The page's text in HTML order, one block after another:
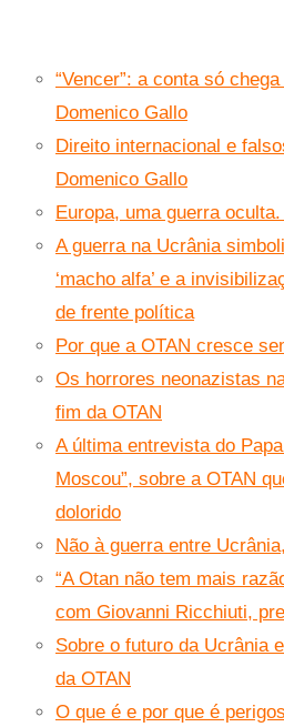
“Vencer”: a conta só
Domenico Gallo
Direito internacional e
Domenico Gallo
Europa, uma guerra
A guerra na Ucrânia
‘macho alfa’ e a
de frente política
Por que a OTAN cresce
Os horrores neonazistas
fim da OTAN
A última entrevista do
Moscou”, sobre a OTAN
dolorido
Não à guerra entre
“A Otan não tem mais
com Giovanni Ricchiuti,
Sobre o futuro da Ucrânia
da OTAN
O que é e por que é